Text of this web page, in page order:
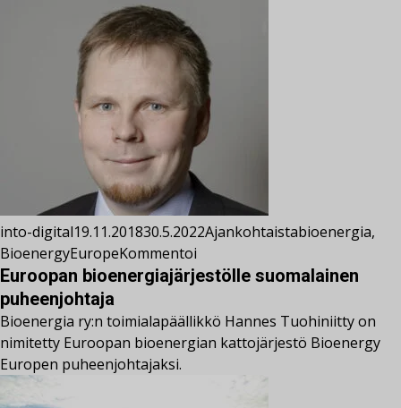
into-digital19.11.201830.5.2022Ajankohtaistabioenergia,
BioenergyEuropeKommentoi
Euroopan bioenergiajärjestölle suomalainen
puheenjohtaja
Bioenergia ry:n toimialapäällikkö Hannes Tuohiniitty on
nimitetty Euroopan bioenergian kattojärjestö Bioenergy
Europen puheenjohtajaksi.